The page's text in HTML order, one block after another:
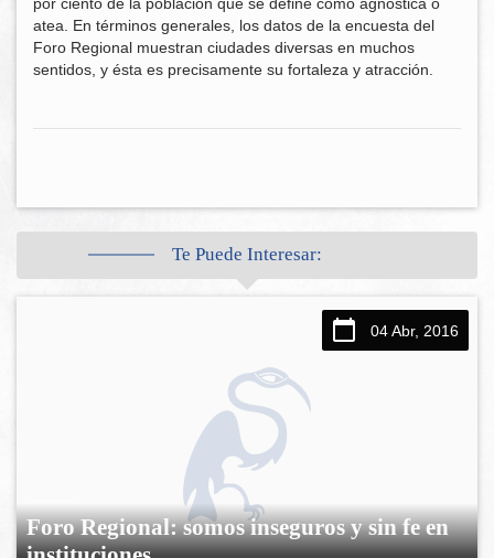
atea. En términos generales, los datos de la encuesta del
Foro Regional muestran ciudades diversas en muchos
sentidos, y ésta es precisamente su fortaleza y atracción.
Te Puede Interesar:
04 Abr, 2016
Foro Regional: somos inseguros y sin fe en